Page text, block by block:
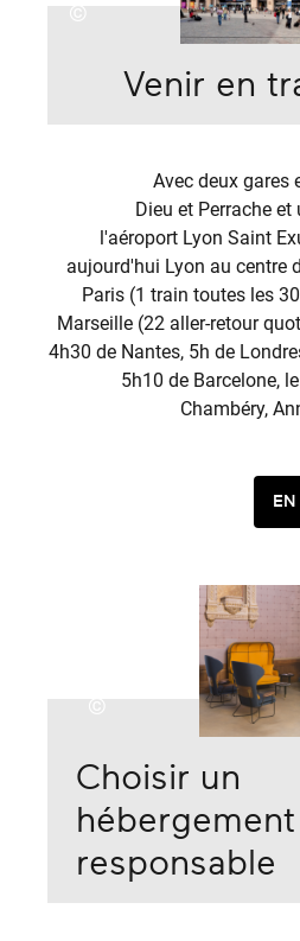
Venir en
Avec deux gares
Dieu et Perrache
l'aéroport Lyon Saint
aujourd'hui Lyon au centre
Paris (1 train toutes les
Marseille (22 aller-retour
4h30 de Nantes, 5h de
5h10 de Barcelone,
Chambéry,
Choisir un
responsable